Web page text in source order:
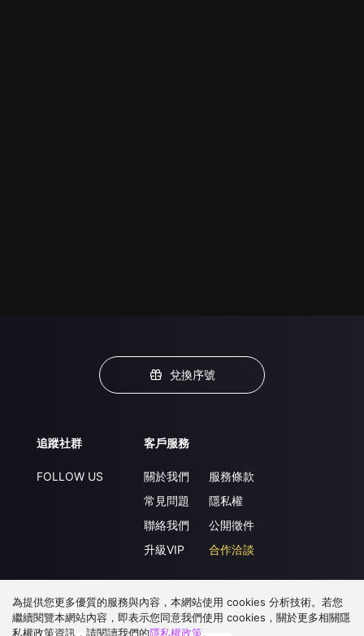
兌換序號
追蹤社群
FOLLOW US
客戶服務
關於我們
常見問題
聯絡我們
升級VIP
服務條款
隱私權
公開徵件
合作洽談
下載 APP
為提供您更多優質的服務與內容，本網站使用 cookies 分析技術。若您
繼續閱覽本網站內容，即表示您同意我們使用 cookies，關於更多相關隱
私權政策資訊，請閱讀我們的隱私權政策。